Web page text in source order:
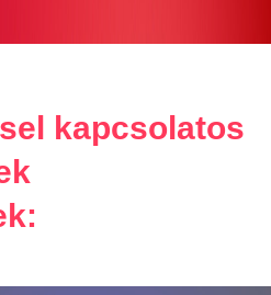
kapcsolatos